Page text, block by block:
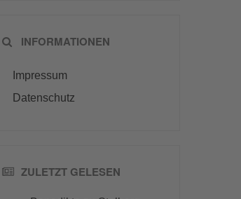
INFORMATIONEN
Impressum
Datenschutz
ZULETZT GELESEN